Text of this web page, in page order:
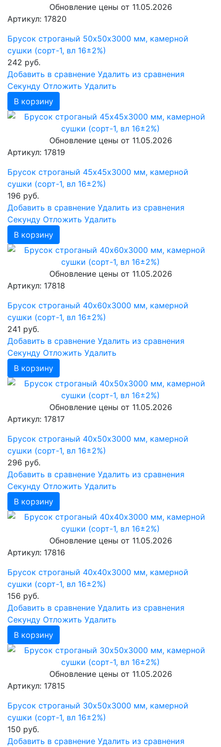
Обновление цены от 11.05.2026
Артикул: 17820
Брусок строганый 50х50х3000 мм, камерной
сушки (сорт-1, вл 16±2%)
242 руб.
Добавить в сравнение Удалить из сравнения
Cекунду Отложить Удалить
В корзину
Обновление цены от 11.05.2026
Артикул: 17819
Брусок строганый 45х45х3000 мм, камерной
сушки (сорт-1, вл 16±2%)
196 руб.
Добавить в сравнение Удалить из сравнения
Cекунду Отложить Удалить
В корзину
Обновление цены от 11.05.2026
Артикул: 17818
Брусок строганый 40х60х3000 мм, камерной
сушки (сорт-1, вл 16±2%)
241 руб.
Добавить в сравнение Удалить из сравнения
Cекунду Отложить Удалить
В корзину
Обновление цены от 11.05.2026
Артикул: 17817
Брусок строганый 40х50х3000 мм, камерной
сушки (сорт-1, вл 16±2%)
296 руб.
Добавить в сравнение Удалить из сравнения
Cекунду Отложить Удалить
В корзину
Обновление цены от 11.05.2026
Артикул: 17816
Брусок строганый 40х40х3000 мм, камерной
сушки (сорт-1, вл 16±2%)
156 руб.
Добавить в сравнение Удалить из сравнения
Cекунду Отложить Удалить
В корзину
Обновление цены от 11.05.2026
Артикул: 17815
Брусок строганый 30х50х3000 мм, камерной
сушки (сорт-1, вл 16±2%)
150 руб.
Добавить в сравнение Удалить из сравнения